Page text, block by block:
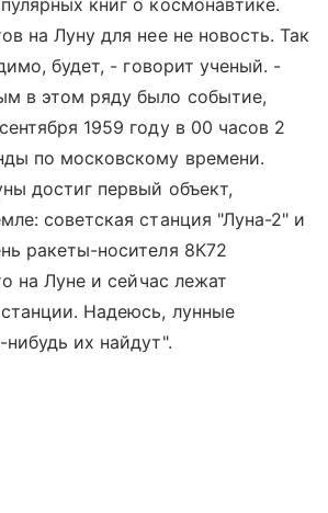
на Луну для нее не новость. Так
будет, - говорит ученый. -
в этом ряду было событие,
1959 году в 00 часов 2
по московскому времени.
достиг первый объект,
советская станция "Луна-2" и
ракеты-носителя 8К72
на Луне и сейчас лежат
Надеюсь, лунные
нибудь их найдут".